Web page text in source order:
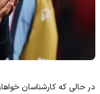
در حالی که کارشناسان